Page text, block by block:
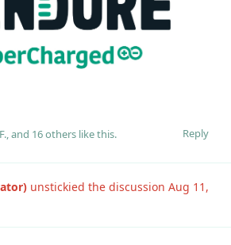
Reply
, and 16others like this.
unstickied the discussion Aug 11,